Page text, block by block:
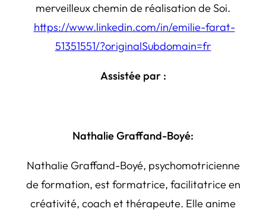
merveilleux chemin de réalisation de Soi.
https://www.linkedin.com/in/emilie-farat-
51351551/?originalSubdomain=fr
Assistée par :
Nathalie Graffand-Boyé:
Nathalie Graffand-Boyé, psychomotricienne
de formation, est formatrice, facilitatrice en
créativité, coach et thérapeute. Elle anime